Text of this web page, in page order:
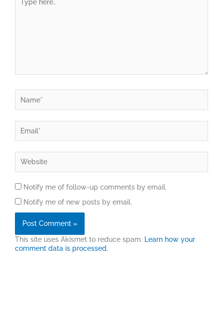
here..
Notify me of follow-up comments by email.
Notify me of new posts by email.
This site uses Akismet to reduce spam. Learn how your
comment data is processed.